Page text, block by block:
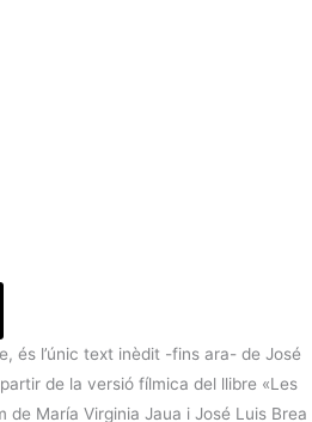
és l’únic text inèdit -fins ara- de José
de la versió fílmica del llibre «Les
de María Virginia Jaua i José Luis Brea